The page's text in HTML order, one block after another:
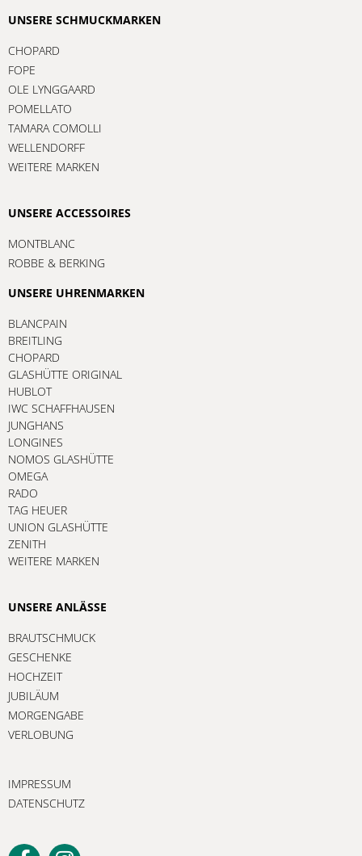
UNSERE SCHMUCKMARKEN
CHOPARD
FOPE
OLE LYNGGAARD
POMELLATO
TAMARA COMOLLI
WELLENDORFF
WEITERE MARKEN
UNSERE ACCESSOIRES
MONTBLANC
ROBBE & BERKING
UNSERE UHRENMARKEN
BLANCPAIN
BREITLING
CHOPARD
GLASHÜTTE ORIGINAL
HUBLOT
IWC SCHAFFHAUSEN
JUNGHANS
LONGINES
NOMOS GLASHÜTTE
OMEGA
RADO
TAG HEUER
UNION GLASHÜTTE
ZENITH
WEITERE MARKEN
UNSERE ANLÄSSE
BRAUTSCHMUCK
GESCHENKE
HOCHZEIT
JUBILÄUM
MORGENGABE
VERLOBUNG
IMPRESSUM
DATENSCHUTZ